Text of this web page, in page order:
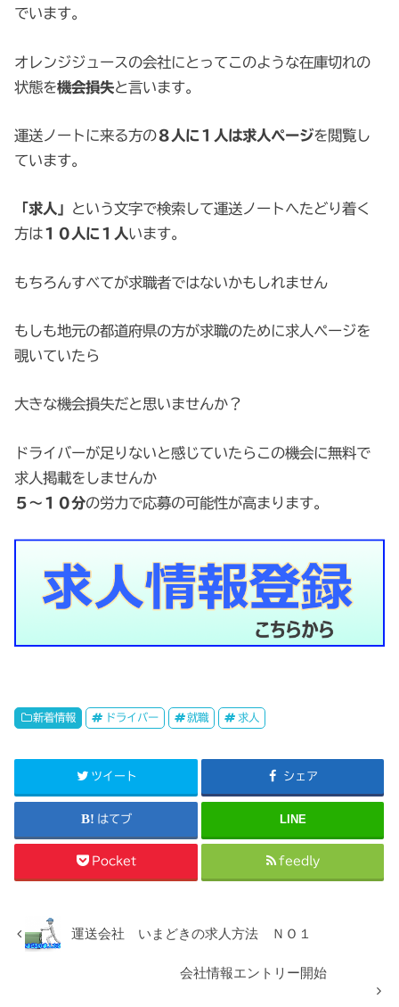
でいます。
オレンジジュースの会社にとってこのような在庫切れの
状態を機会損失と言います。
運送ノートに来る方の８人に１人は求人ページを閲覧し
ています。
「求人」 という文字で検索して運送ノートへたどり着く
方は１０人に１人います。
もちろんすべてが求職者ではないかもしれません
もしも地元の都道府県の方が求職のために求人ページを
覗いていたら
大きな機会損失だと思いませんか？
ドライバーが足りないと感じていたらこの機会に無料で
求人掲載をしませんか
５～１０分の労力で応募の可能性が高まります。
新着情報 ドライバー 就職 求人
ツイート シェア
はてブ LINE
Pocket feedly
運送会社 いまどきの求人方法 ＮＯ１
会社情報エントリー開始